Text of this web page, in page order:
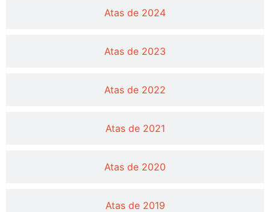
Atas de 2024
Atas de 2023
Atas de 2022
Atas de 2021
Atas de 2020
Atas de 2019